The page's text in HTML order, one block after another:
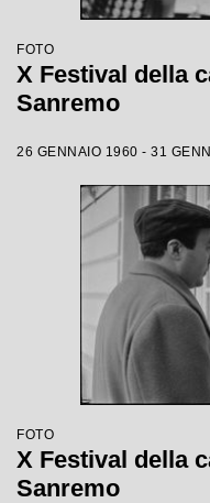
FOTO
X Festival della
Sanremo
26 GENNAIO 1960 - 31
FOTO
X Festival della
Sanremo